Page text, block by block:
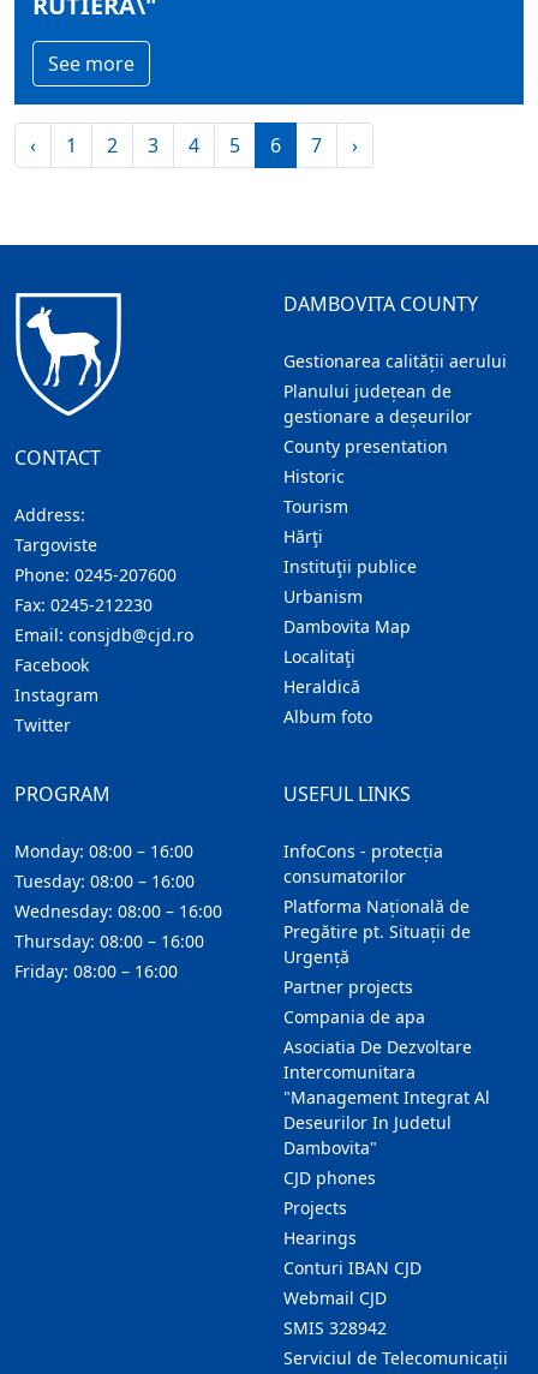
See more
‹ 1 2 3 4 5 6 7 ›
CONTACT
Address:
Targoviste
Phone: 0245-207600
Fax: 0245-212230
Email: consjdb@cjd.ro
Facebook
Instagram
Twitter
DAMBOVITA COUNTY
Gestionarea calității aerului
Planului județean de
gestionare a deșeurilor
County presentation
Historic
Tourism
Hărţi
Instituţii publice
Urbanism
Dambovita Map
Localitaţi
Heraldică
Album foto
USEFUL LINKS
InfoCons - protecția
consumatorilor
Platforma Națională de
Pregătire pt. Situații de
Urgență
Partner projects
Compania de apa
Asociatia De Dezvoltare
Intercomunitara
"Management Integrat Al
Deseurilor In Judetul
Dambovita"
CJD phones
Projects
Hearings
Conturi IBAN CJD
Webmail CJD
SMIS 328942
Serviciul de Telecomunicații
PROGRAM
Monday: 08:00 – 16:00
Tuesday: 08:00 – 16:00
Wednesday: 08:00 – 16:00
Thursday: 08:00 – 16:00
Friday: 08:00 – 16:00